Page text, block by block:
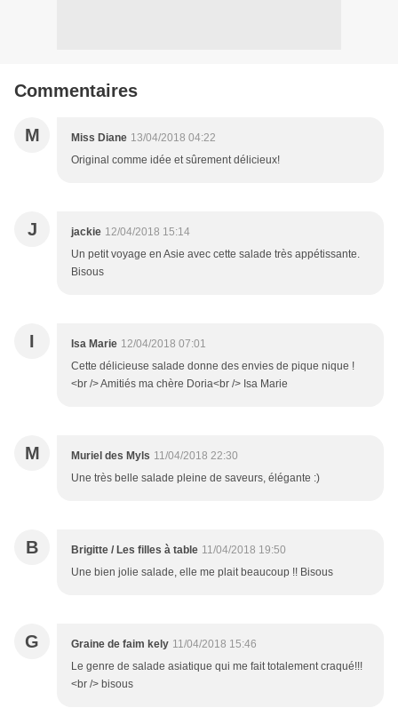
Commentaires
M Miss Diane 13/04/2018 04:22
Original comme idée et sûrement délicieux!
J jackie 12/04/2018 15:14
Un petit voyage en Asie avec cette salade très appétissante.
Bisous
I Isa Marie 12/04/2018 07:01
Cette délicieuse salade donne des envies de pique nique !
<br /> Amitiés ma chère Doria<br /> Isa Marie
M Muriel des Myls 11/04/2018 22:30
Une très belle salade pleine de saveurs, élégante :)
B Brigitte / Les filles à table 11/04/2018 19:50
Une bien jolie salade, elle me plait beaucoup !! Bisous
G Graine de faim kely 11/04/2018 15:46
Le genre de salade asiatique qui me fait totalement craqué!!!
<br /> bisous